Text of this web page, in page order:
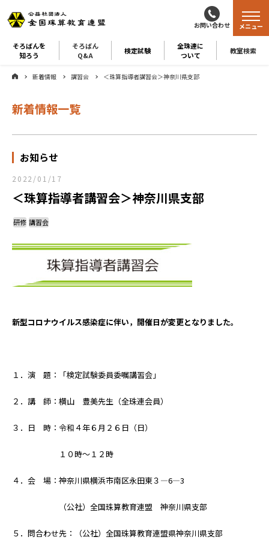
お問い合わせ
そろばんを
知ろう
そろばん
Q&A
検定試験
全珠連に
ついて
教室検索
メニュー
新着情報 講習会 ＜珠算指導者講習会＞神奈川県支部
新着情報一覧
お知らせ
2022/01/17
＜珠算指導者講習会＞神奈川県支部
研修 講習会
新型コロナウイルス感染症に伴い，開催日が変更となりました。
１．演 題：「検定試験委員委嘱講習会」
２．講 師：横山 豊美先生（全珠連会員）
３．日 時：令和４年６月２６日（日）
１０時～１２時
４．会 場：神奈川県横浜市南区永田東３―6―3
（公社）全国珠算教育連盟 神奈川県支部
５．問合わせ先：（公社）全国珠算教育連盟県神奈川県支部